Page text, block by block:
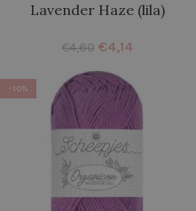
Lavender Haze (lila)
€4,60 €4,14
-10%